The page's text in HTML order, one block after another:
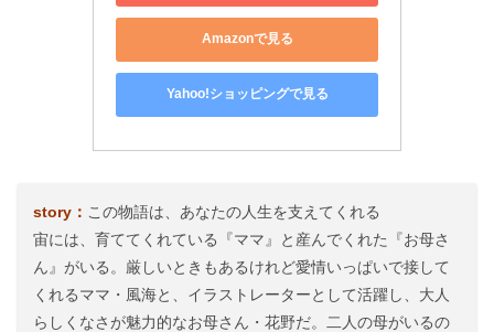
Amazonで見る
Yahoo!ショッピングで見る
story： この物語は、あなたの人生を支えてくれる
宙には、育ててくれている『ママ』と産んでくれた『お母さ
ん』がいる。厳しいときもあるけれど愛情いっぱいで接して
くれるママ・風海と、イラストレーターとして活躍し、大人
らしくなさが魅力的なお母さん・花野だ。二人の母がいるの